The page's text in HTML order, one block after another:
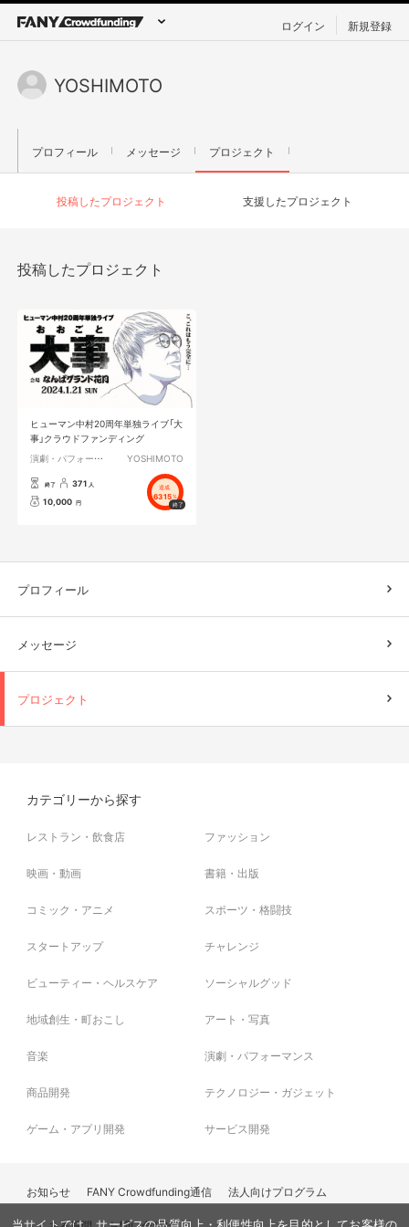
ログイン 新規登録
YOSHIMOTO
プロフィール メッセージ プロジェクト
投稿したプロジェクト 支援したプロジェクト
投稿したプロジェクト
ヒューマン中村20周年単独ライブ「大
事」クラウドファンディング
演劇・パフォーマンス
YOSHIMOTO
終了 371 人
10,000 円
達成
6315%
プロフィール
メッセージ
プロジェクト
カテゴリーから探す
レストラン・飲食店 ファッション
映画・動画 書籍・出版
コミック・アニメ スポーツ・格闘技
スタートアップ チャレンジ
ビューティー・ヘルスケア ソーシャルグッド
地域創生・町おこし アート・写真
音楽 演劇・パフォーマンス
商品開発 テクノロジー・ガジェット
ゲーム・アプリ開発 サービス開発
お知らせ FANY Crowdfunding通信 法人向けプログラム